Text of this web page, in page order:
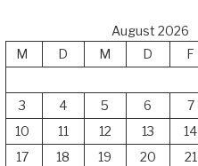
August 2026
M
D M D F
3
4 5 6 7
10
11 12 13 14
17
18 19 20 21